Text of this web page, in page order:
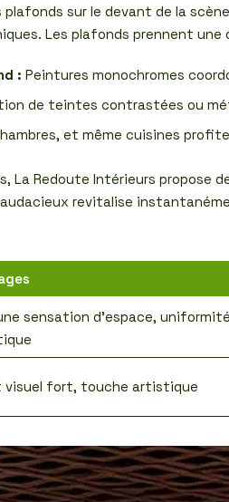
plafonds sur le devant de la
Les plafonds prennent
: Peintures monochromes
de teintes contrastées ou
et même cuisines
La Redoute Intérieurs propose
revitalise
sensation d’espace, uniformité
visuel fort, touche artistique